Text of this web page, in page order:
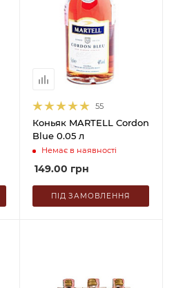
55
Коньяк MARTELL Cordon
Blue 0.05 л
Немає в наявності
149.00 грн
ПІД ЗАМОВЛЕННЯ